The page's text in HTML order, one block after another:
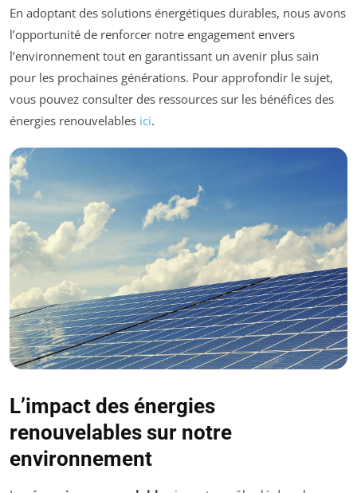
En adoptant des solutions énergétiques durables, nous avons
l’opportunité de renforcer notre engagement envers
l’environnement tout en garantissant un avenir plus sain
pour les prochaines générations. Pour approfondir le sujet,
vous pouvez consulter des ressources sur les bénéfices des
énergies renouvelables ici.
L’impact des énergies
renouvelables sur notre
environnement